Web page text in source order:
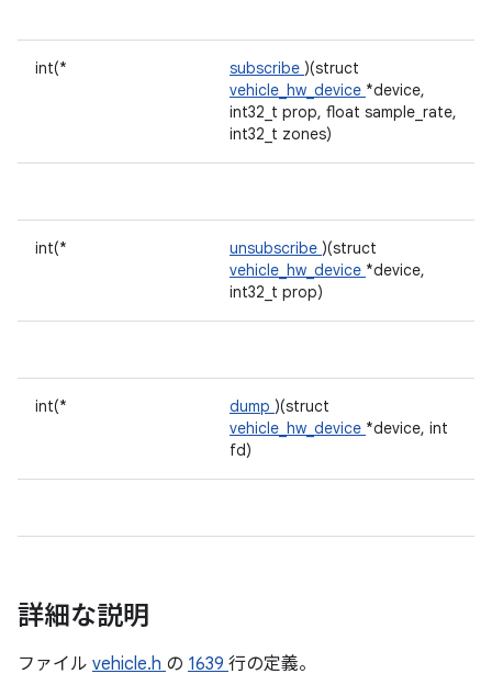
int(* subscribe )(struct
vehicle_hw_device *device,
int32_t prop, float sample_rate,
int32_t zones)
int(* unsubscribe )(struct
vehicle_hw_device *device,
int32_t prop)
int(* dump )(struct
vehicle_hw_device *device, int
fd)
詳細な説明
ファイル vehicle.h の 1639 行の定義。